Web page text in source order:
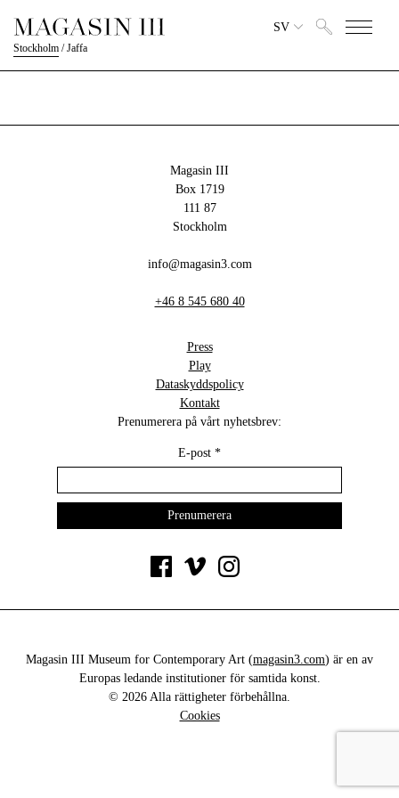
Stockholm /Jaffa
SV
Magasin III
Box 1719
111 87
Stockholm
info@magasin3.com
+46 8 545 680 40
Press
Play
Dataskyddspolicy
Kontakt
Prenumerera på vårt nyhetsbrev:
E-post *
Magasin III Museum for Contemporary Art (magasin3.com) är en av
Europas ledande institutioner för samtida konst.
© 2026 Alla rättigheter förbehållna.
Cookies